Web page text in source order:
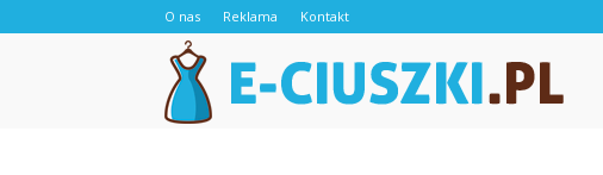
O nas Reklama Kontakt